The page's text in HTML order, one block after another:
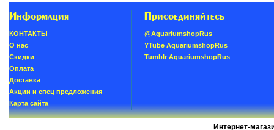
Информация
КОНТАКТЫ
О нас
Скидки
Oплатa
Доставка
Акции и спец предложения
Карта сайта
Присоединяйтесь
@AquariumshopRus
YTube AquariumshopRus
Tumblr AquariumshopRus
Интернет-